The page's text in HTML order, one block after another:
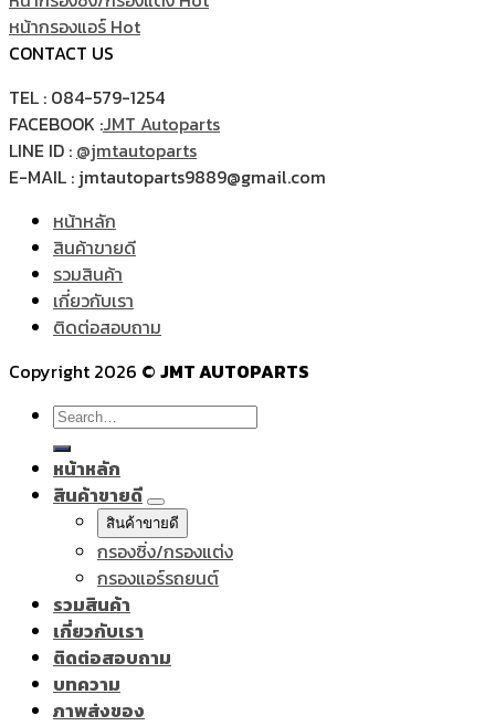
หน้ากรองแอร์
CONTACT US
TEL : 084-579-1254
FACEBOOK :JMT Autoparts
LINE ID : @jmtautoparts
E-MAIL : jmtautoparts9889@gmail.com
หน้าหลัก
สินค้าขายดี
รวมสินค้า
เกี่ยวกับเรา
ติดต่อสอบถาม
Copyright 2026 © JMT AUTOPARTS
Search
for:
หน้าหลัก
สินค้าขายดี
สินค้าขายดี
กรองซิ่ง/กรองแต่ง
กรองแอร์รถยนต์
รวมสินค้า
เกี่ยวกับเรา
ติดต่อสอบถาม
บทความ
ภาพส่งของ